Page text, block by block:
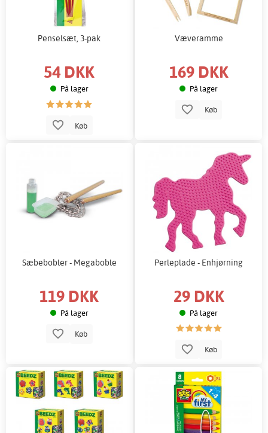
Penselsæt, 3-pak
54 DKK
På lager
Køb
Væveramme
169 DKK
På lager
Køb
Sæbebobler - Megaboble
119 DKK
På lager
Køb
Perleplade - Enhjørning
29 DKK
På lager
Køb